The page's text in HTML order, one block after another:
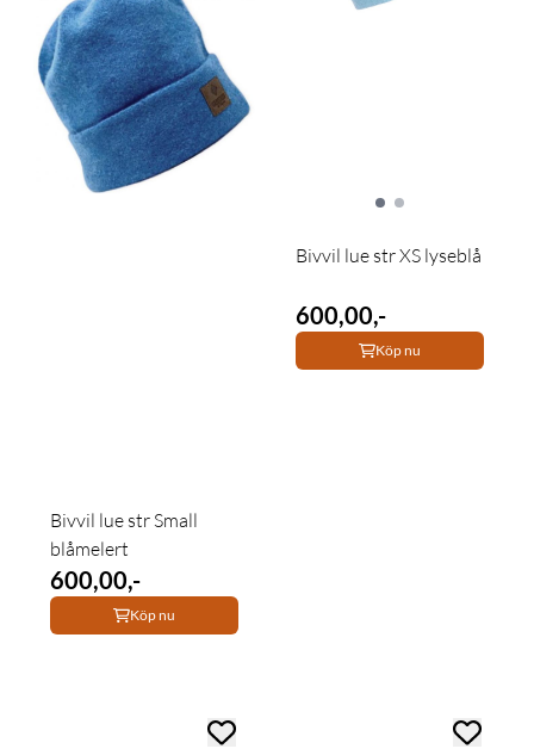
Bivvil lue str Small
blåmelert
600,00,-
Köp nu
Bivvil lue str XS lyseblå
600,00,-
Köp nu